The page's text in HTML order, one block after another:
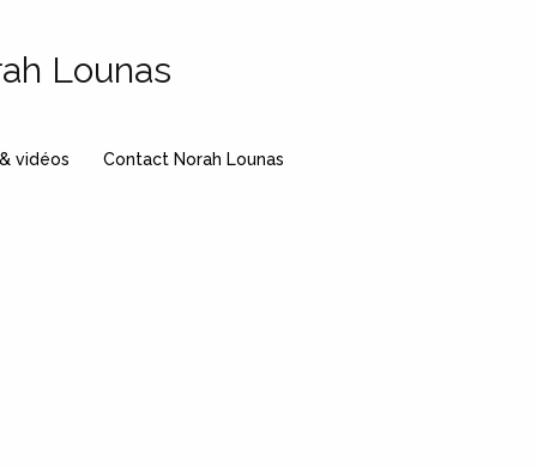
Lounas
vidéos Contact Norah Lounas